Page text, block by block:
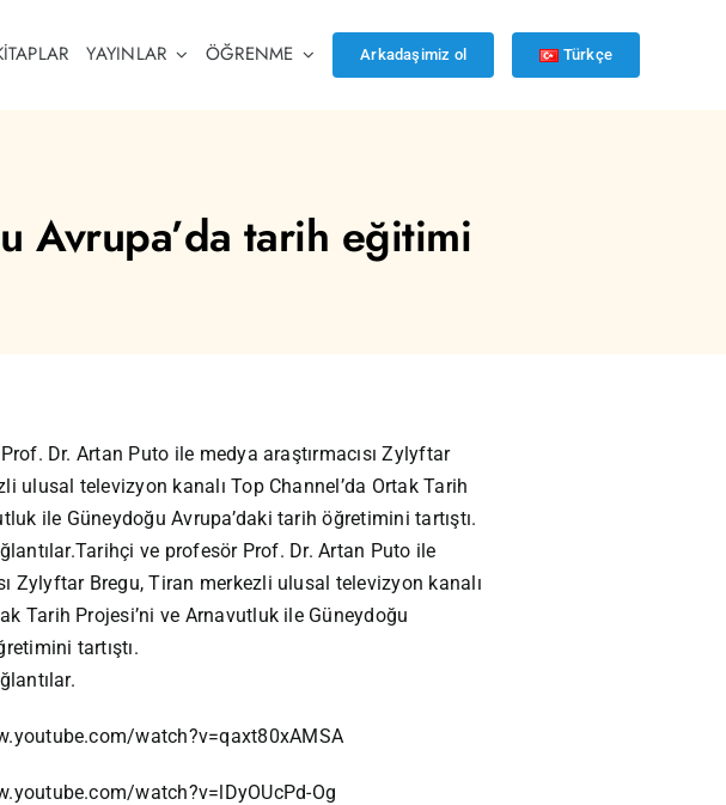
YAYINLAR ÖĞRENME Arkadaşimiz ol Türkçe
Avrupa’da tarih eğitimi
Dr. Artan Puto ile medya araştırmacısı Zylyftar
ulusal televizyon kanalı Top Channel’da Ortak Tarih
ile Güneydoğu Avrupa’daki tarih öğretimini tartıştı.
ve profesör Prof. Dr. Artan Puto ile
Zylyftar Bregu, Tiran merkezli ulusal televizyon kanalı
Tarih Projesi’ni ve Arnavutluk ile Güneydoğu
tartıştı.
watch?v=qaxt80xAMSA
watch?v=lDyOUcPd-Og